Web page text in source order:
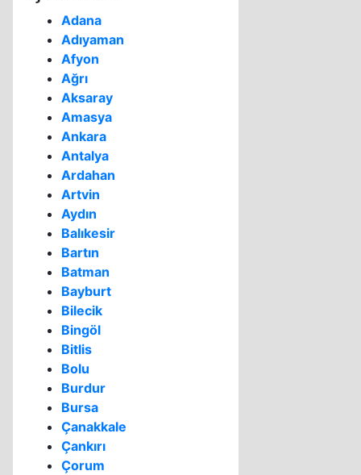
Adana
Adıyaman
Afyon
Ağrı
Aksaray
Amasya
Ankara
Antalya
Ardahan
Artvin
Aydın
Balıkesir
Bartın
Batman
Bayburt
Bilecik
Bingöl
Bitlis
Bolu
Burdur
Bursa
Çanakkale
Çankırı
Çorum